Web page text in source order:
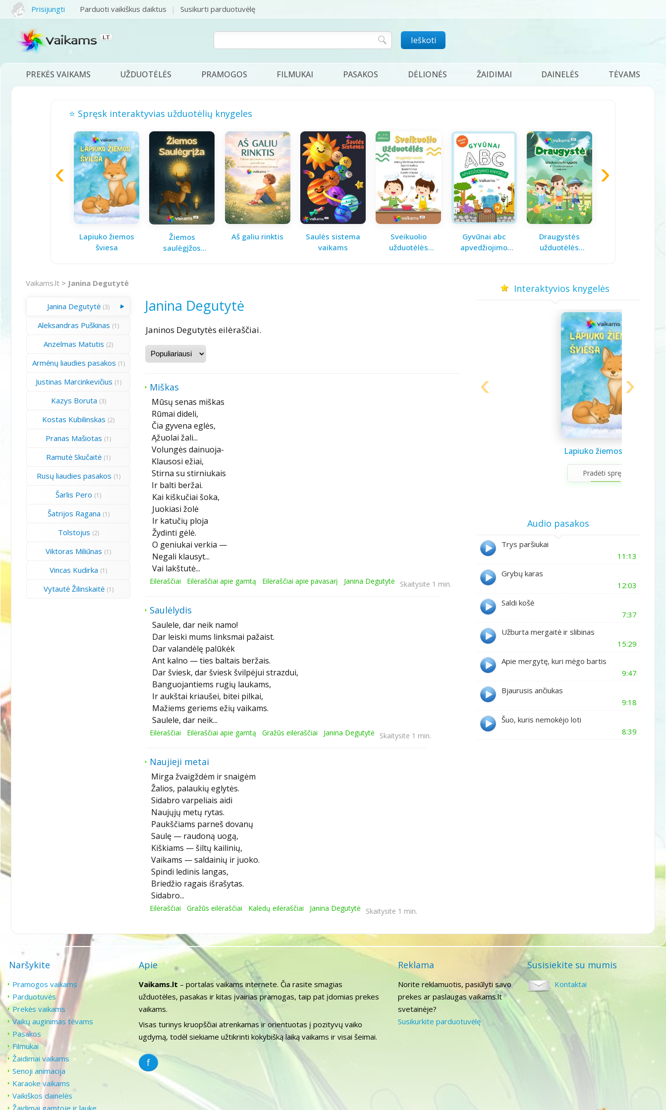
Prisijungti Parduoti vaikiškus daiktus Susikurti parduotuvėlę
Ieškoti
PREKĖS VAIKAMS UŽDUOTĖLĖS PRAMOGOS FILMUKAI PASAKOS DĖLIONĖS ŽAIDIMAI DAINELĖS TĖVAMS
⭐ Spręsk interaktyvias užduotėlių knygeles
Lapiuko žiemos
šviesa
Žiemos
saulėgįžos
Aš galiu rinktis
Saulės sistema
vaikams
Sveikuolio
užduotėlės
Gyvūnai abc
apvedžiojimo
Draugystės
užduotėlės
Vaikams.lt > Janina Degutytė
Janina Degutytė (3)
Aleksandras Puškinas (1)
Anzelmas Matutis (2)
Armėnų liaudies pasakos (1)
Justinas Marcinkevičius (1)
Kazys Boruta (3)
Kostas Kubilinskas (2)
Pranas Mašiotas (1)
Ramutė Skučaitė (1)
Rusų liaudies pasakos (1)
Šarlis Pero (1)
Šatrijos Ragana (1)
Tolstojus (2)
Viktoras Miliūnas (1)
Vincas Kudirka (1)
Vytautė Žilinskaitė (1)
Janina Degutytė
Janinos Degutytės eilėraščiai.
Miškas
Mūsų senas miškas
Rūmai dideli,
Čia gyvena eglės,
Ąžuolai žali...
Volungės dainuoja-
Klausosi ežiai,
Stirna su stirniukais
Ir balti beržai.
Kai kiškučiai šoka,
Juokiasi žolė
Ir katučių ploja
Žydinti gėlė.
O geniukai verkia —
Negali klausyt...
Vai lakštutė...
Eilėraščiai Eilėraščiai apie gamtą Eilėraščiai apie pavasarį Janina Degutytė Skaitysite 1 min.
Saulėlydis
Saulele, dar neik namo!
Dar leiski mums linksmai pažaist.
Dar valandėlę palūkėk
Ant kalno — ties baltais beržais.
Dar šviesk, dar šviesk švilpėjui strazdui,
Banguojantiems rugių laukams,
Ir aukštai kriaušei, bitei pilkai,
Mažiems geriems ežių vaikams.
Saulele, dar neik...
Eilėraščiai Eilėraščiai apie gamtą Gražūs eilėraščiai Janina Degutytė Skaitysite 1 min.
Naujieji metai
Mirga žvaigždėm ir snaigėm
Žalios, palaukių eglytės.
Sidabro varpeliais aidi
Naujųjų metų rytas.
Paukščiams parneš dovanų
Saulę — raudoną uogą,
Kiškiams — šiltų kailinių,
Vaikams — saldainių ir juoko.
Spindi ledinis langas,
Briedžio ragais išrašytas.
Sidabro...
Eilėraščiai Gražūs eilėraščiai Kalėdų eilėraščiai Janina Degutytė Skaitysite 1 min.
Interaktyvios knygelės
Lapiuko žiemos šviesa
Pradėti spręsti
Žiemos saulėgįžos
knygelė
Aš galiu rinktis
Saulės sistema vaikams
Sveikuolio užduotėlės
vaikams
Gyvūnai abc
apvedžiojimo knygelė
Draugystės užduotėlės
vaikams
Pavasario laiškas
mamai
Velykų užduotėlės
Gerumo advento
kalendorius
Audio pasakos
Trys paršiukai
11:13
Grybų karas
12:03
Saldi košė
7:37
Užburta mergaitė ir slibinas
15:29
Apie mergytę, kuri mėgo bartis
9:47
Bjaurusis ančiukas
9:18
Šuo, kuris nemokėjo loti
8:39
Naršykite
Pramogos vaikams
Parduotuvės
Prekės vaikams
Vaikų auginimas tėvams
Pasakos
Filmukai
Žaidimai vaikams
Senoji animacija
Karaoke vaikams
Vaikiškos dainelės
Žaidimai gamtoje ir lauke
Apie
Vaikams.lt – portalas vaikams internete. Čia rasite smagias
užduotėles, pasakas ir kitas įvairias pramogas, taip pat įdomias prekes
vaikams.
Visas turinys kruopščiai atrenkamas ir orientuotas į pozityvų vaiko
ugdymą, todėl siekiame užtikrinti kokybišką laiką vaikams ir visai šeimai.
f
Reklama
Norite reklamuotis, pasiūlyti savo
prekes ar paslaugas vaikams.lt
svetainėje?
Susikurkite parduotuvėlę
Susisiekite su mumis
Kontaktai